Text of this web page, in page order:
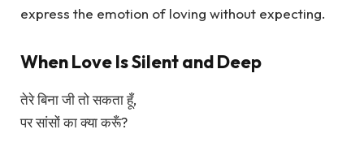
express the emotion of loving without expecting.
When Love Is Silent and Deep
तेरे बिना जी तो सकता हूँ,
पर सांसों का क्या करूँ?